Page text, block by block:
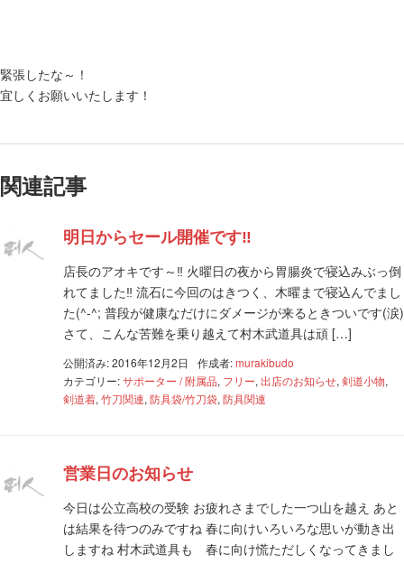
緊張したな～！
宜しくお願いいたします！
関連記事
明日からセール開催です‼
店長のアオキです～‼ 火曜日の夜から胃腸炎で寝込みぶっ倒
れてました‼ 流石に今回のはきつく、木曜まで寝込んでまし
た(^-^; 普段が健康なだけにダメージが来るときついです(涙)
さて、こんな苦難を乗り越えて村木武道具は頑 […]
公開済み: 2016年12月2日 作成者:murakibudo
カテゴリー:サポーター / 附属品, フリー, 出店のお知らせ, 剣道小物,
剣道着, 竹刀関連, 防具袋/竹刀袋, 防具関連
営業日のお知らせ
今日は公立高校の受験 お疲れさまでした一つ山を越え あと
は結果を待つのみですね 春に向けいろいろな思いが動き出
しますね 村木武道具も 春に向け慌ただしくなってきまし